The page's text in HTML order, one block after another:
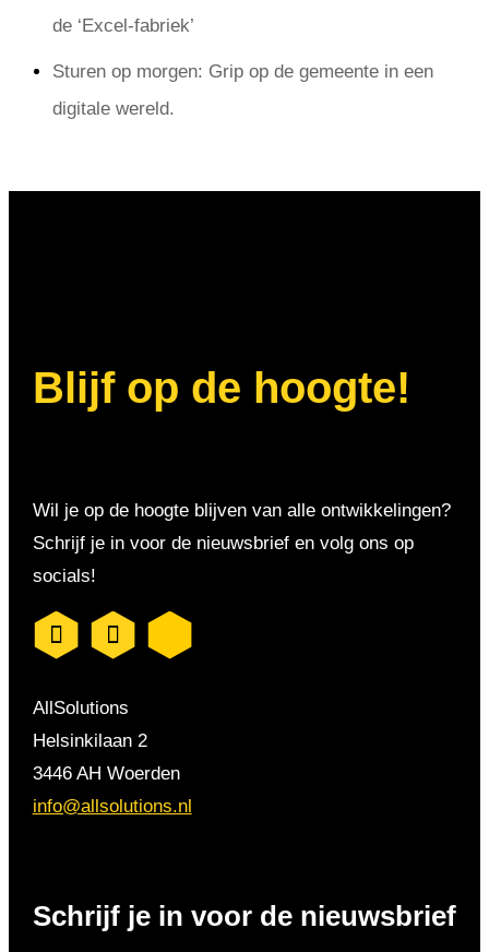
de ‘Excel-fabriek’
Sturen op morgen: Grip op de gemeente in een
digitale wereld.
Blijf op de hoogte!
Wil je op de hoogte blijven van alle ontwikkelingen?
Schrijf je in voor de nieuwsbrief en volg ons op
socials!
AllSolutions
Helsinkilaan 2
3446 AH Woerden
info@allsolutions.nl
Schrijf je in voor de nieuwsbrief